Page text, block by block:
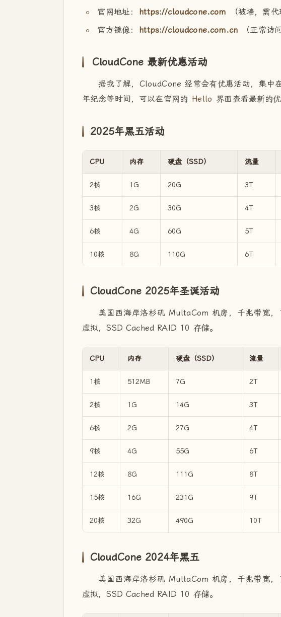
官网地址： https://cloudcone.com
（被墙，需代
官方镜像：
https://cloudcone.com.cn （正常访问
CloudCone 最新优惠活动
据我了解，CloudCone 经常会有优惠活动，集中
年纪念等时间，可以在官网的 Hello 界面查看最新的
2025年黑五活动
CPU 内存 硬盘（SSD） 流量
2核 1G 20G 3T
3核 2G 30G 4T
6核 4G 60G 5T
10核 8G 110G 6T
CloudCone 2025年圣诞活动
美国西海岸洛杉矶 MultaCom 机房，千兆带宽
虚拟，SSD Cached RAID 10 存储。
CPU 内存 硬盘（SSD） 流量
1核 512MB 7G 2T
2核 1G 14G 3T
6核 2G 27G 4T
9核 4G 55G 6T
12核 8G 111G 8T
15核 16G 231G 9T
20核 32G 490G 10T
CloudCone 2024年黑五
美国西海岸洛杉矶 MultaCom 机房，千兆带宽
虚拟，SSD Cached RAID 10 存储。